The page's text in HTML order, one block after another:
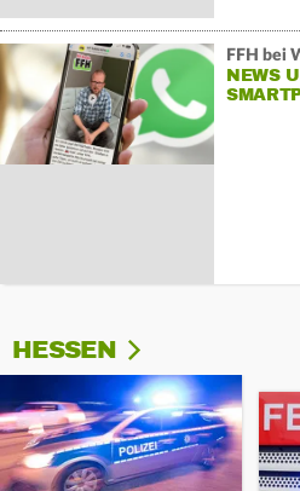
FFH bei
NEWS
HESSEN